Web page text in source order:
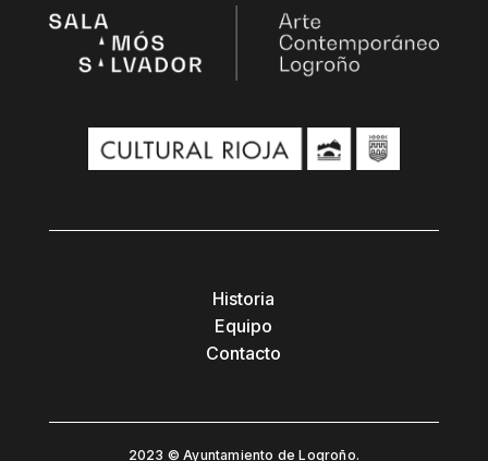
Historia
Equipo
Contacto
2023 © Ayuntamiento de Logroño.